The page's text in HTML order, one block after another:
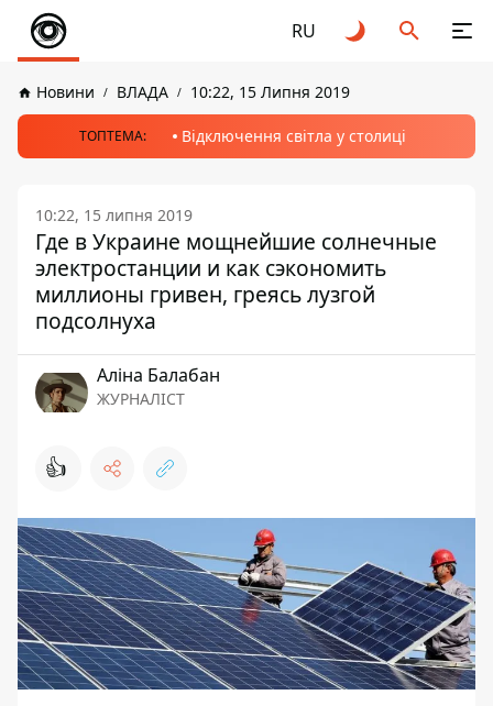
RU
Новини ВЛАДА 10:22, 15 Липня 2019
ТОПТЕМА: Відключення світла у столиці
10:22, 15 липня 2019
Где в Украине мощнейшие солнечные
электростанции и как сэкономить
миллионы гривен, греясь лузгой
подсолнуха
Аліна Балабан
ЖУРНАЛІСТ
👍